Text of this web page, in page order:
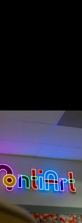
la garantie des
intensive